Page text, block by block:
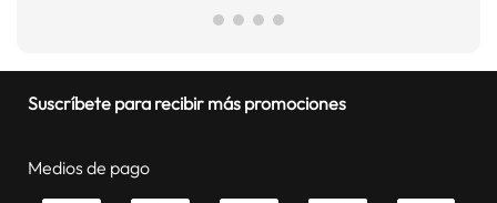
Suscríbete para recibir más promociones
Medios de pago